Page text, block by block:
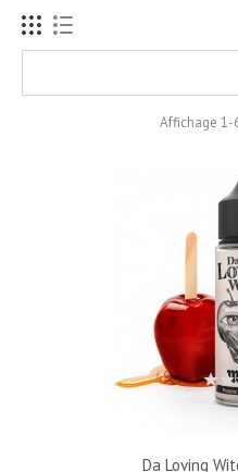
Affichage 1-
Da Loving